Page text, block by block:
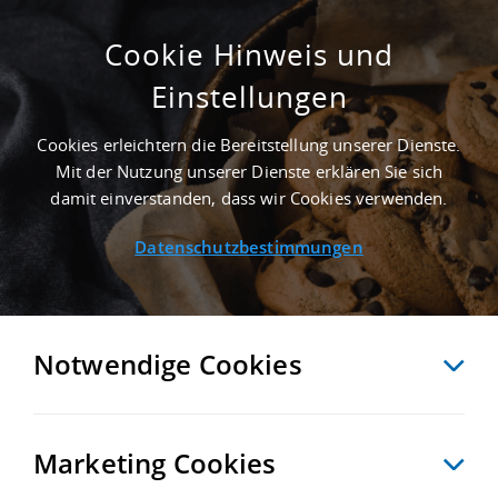
GEPFLEGT - 5.000 M² GEWERBEHALLE IN
NEUENSTADT AM KOCHER AN DER
AUTOBAHN A 81 - LANDKREIS HEILBRONN
Startseite/ Immobiliensuche/ Detailansicht
ZURÜCK MERKEN VERGLEICHEN EXPORT PDF
Cookie Hinweis und
Einstellungen
Cookies erleichtern die Bereitstellung unserer Dienste.
Mit der Nutzung unserer Dienste erklären Sie sich
damit einverstanden, dass wir Cookies verwenden.
Datenschutzbestimmungen
Notwendige Cookies
Marketing Cookies